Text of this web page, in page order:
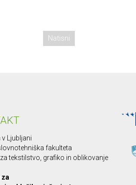
Natisni
v Ljubljani
fakulteta
za tekstilstvo, grafiko in oblikovanje
za